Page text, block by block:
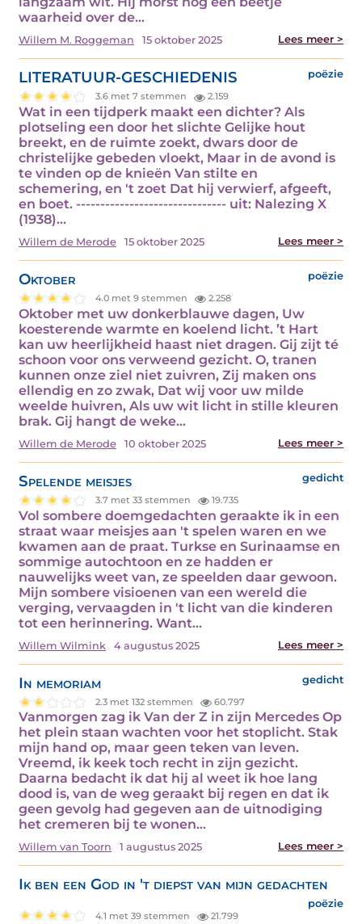
waarheid over de…
Willem M. Roggeman 15 oktober 2025 Lees meer >
LITERATUUR-GESCHIEDENIS poëzie
3.6 met 7 stemmen 2.159
Wat in een tijdperk maakt een dichter? Als
plotseling een door het slichte Gelijke hout
breekt, en de ruimte zoekt, dwars door de
christelijke gebeden vloekt, Maar in de avond is
te vinden op de knieën Van stilte en
schemering, en 't zoet Dat hij verwierf, afgeeft,
en boet. ------------------------------- uit: Nalezing X
(1938)…
Willem de Merode 15 oktober 2025 Lees meer >
Oktober poëzie
4.0 met 9 stemmen 2.258
Oktober met uw donkerblauwe dagen, Uw
koesterende warmte en koelend licht. ’t Hart
kan uw heerlijkheid haast niet dragen. Gij zijt té
schoon voor ons verweend gezicht. O, tranen
kunnen onze ziel niet zuivren, Zij maken ons
ellendig en zo zwak, Dat wij voor uw milde
weelde huivren, Als uw wit licht in stille kleuren
brak. Gij hangt de weke…
Willem de Merode 10 oktober 2025 Lees meer >
Spelende meisjes gedicht
3.7 met 33 stemmen 19.735
Vol sombere doemgedachten geraakte ik in een
straat waar meisjes aan 't spelen waren en we
kwamen aan de praat. Turkse en Surinaamse en
sommige autochtoon en ze hadden er
nauwelijks weet van, ze speelden daar gewoon.
Mijn sombere visioenen van een wereld die
verging, vervaagden in 't licht van die kinderen
tot een herinnering. Want…
Willem Wilmink 4 augustus 2025 Lees meer >
In memoriam gedicht
2.3 met 132 stemmen 60.797
Vanmorgen zag ik Van der Z in zijn Mercedes Op
het plein staan wachten voor het stoplicht. Stak
mijn hand op, maar geen teken van leven.
Vreemd, ik keek toch recht in zijn gezicht.
Daarna bedacht ik dat hij al weet ik hoe lang
dood is, van de weg geraakt bij regen en dat ik
geen gevolg had gegeven aan de uitnodiging
het cremeren bij te wonen…
Willem van Toorn 1 augustus 2025 Lees meer >
Ik ben een God in 't diepst van mijn gedachten
poëzie
4.1 met 39 stemmen 21.799